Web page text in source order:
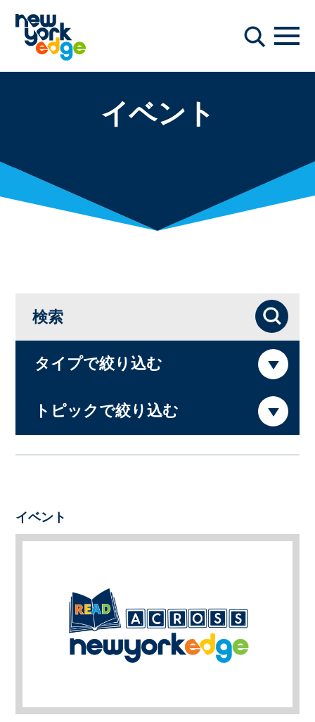
検索
ナ
イベント
タイプで絞り込む
トピックで絞り込む
検索 検索
イベント